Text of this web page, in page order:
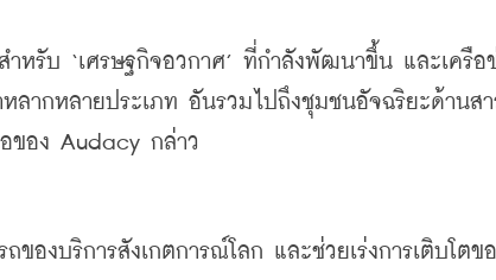
ำหรับ ‘เศรษฐกิจอวกาศ’ ที่กำลังพัฒนาขึ้น และเครือ
ลากหลายประเภท อันรวมไปถึงชุมชนอัจฉริยะด้านสา
ของ Audacy กล่าว
ของบริการสังเกตการณ์โลก และช่วยเร่งการเติบโตข